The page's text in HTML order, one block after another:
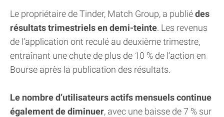
Le propriétaire de Tinder, Match Group, a publiédes
résultats trimestriels en demi-teinte. Les revenus
de l’application ont reculé au deuxième trimestre,
entraînant une chute de plus de 10 % de l’action en
Bourse après la publication des résultats.
Le nombre d’utilisateurs actifs mensuels continue
également de diminuer, avec une baisse de 7 % sur